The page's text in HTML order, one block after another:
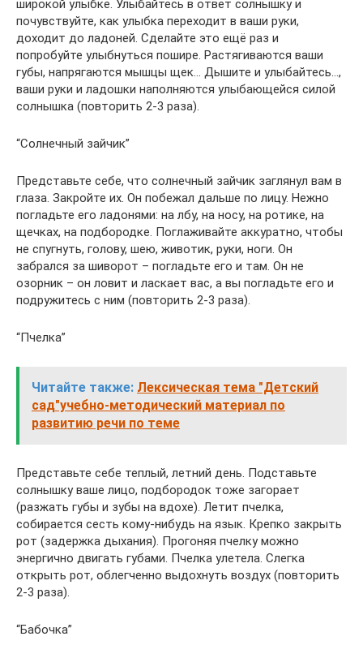
широкой улыбке. Улыбайтесь в ответ солнышку и
почувствуйте, как улыбка переходит в ваши руки,
доходит до ладоней. Сделайте это ещё раз и
попробуйте улыбнуться пошире. Растягиваются ваши
губы, напрягаются мышцы щек… Дышите и улыбайтесь…,
ваши руки и ладошки наполняются улыбающейся силой
солнышка (повторить 2-3 раза).
“Солнечный зайчик”
Представьте себе, что солнечный зайчик заглянул вам в
глаза. Закройте их. Он побежал дальше по лицу. Нежно
погладьте его ладонями: на лбу, на носу, на ротике, на
щечках, на подбородке. Поглаживайте аккуратно, чтобы
не спугнуть, голову, шею, животик, руки, ноги. Он
забрался за шиворот – погладьте его и там. Он не
озорник – он ловит и ласкает вас, а вы погладьте его и
подружитесь с ним (повторить 2-3 раза).
“Пчелка”
Читайте также: Лексическая тема "Детский
сад"учебно-методический материал по
развитию речи по теме
Представьте себе теплый, летний день. Подставьте
солнышку ваше лицо, подбородок тоже загорает
(разжать губы и зубы на вдохе). Летит пчелка,
собирается сесть кому-нибудь на язык. Крепко закрыть
рот (задержка дыхания). Прогоняя пчелку можно
энергично двигать губами. Пчелка улетела. Слегка
открыть рот, облегченно выдохнуть воздух (повторить
2-3 раза).
“Бабочка”